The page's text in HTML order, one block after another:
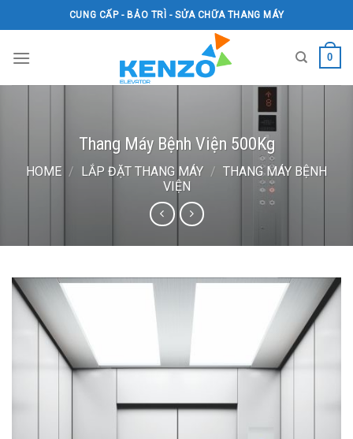
to
CUNG CẤP - BẢO TRÌ - SỬA CHỮA THANG MÁY
0
Thang Máy Bệnh Viện 500Kg
HOME / LẮP ĐẶT THANG MÁY / THANG MÁY BỆNH
VIỆN